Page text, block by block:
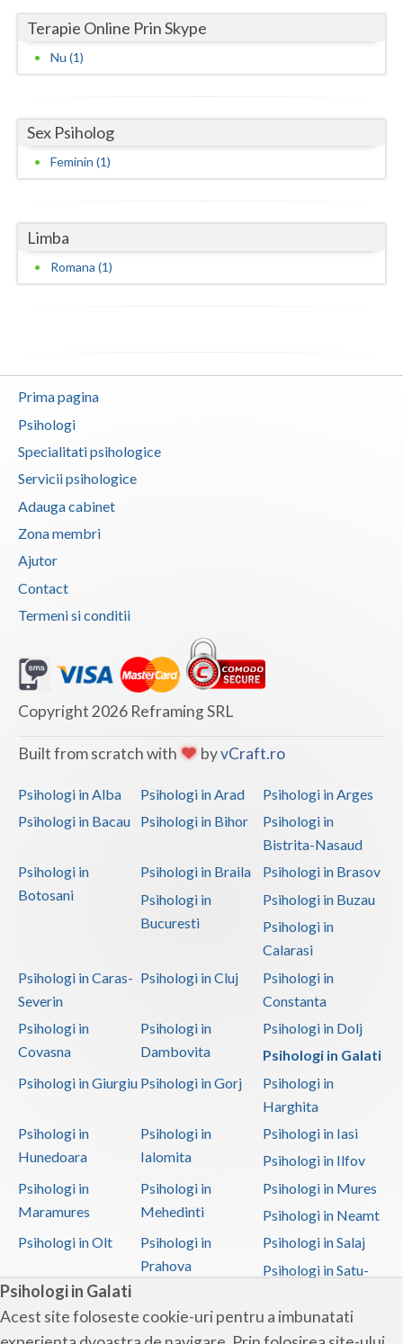
Psihologi in Galati
Acest site foloseste cookie-uri pentru a imbunatati
Ilfov
Maramures
Mures
Neamt
Prahova
Salaj
Teleorman
Timis
Valcea
Vaslui
Vrancea
Terapie Online Prin Skype
Nu (1)
Sex Psiholog
Feminin (1)
Limba
Romana (1)
Prima pagina
Psihologi
Specialitati psihologice
Servicii psihologice
Adauga cabinet
Zona membri
Ajutor
Contact
Termeni si conditii
Copyright 2026 Reframing SRL
Built from scratch with byvCraft.ro
Psihologi in Alba Psihologi in Arad
Psihologi in Arges
Psihologi in Bacau
Psihologi in Bihor
Psihologi in
Bistrita-Nasaud
Psihologi in
Botosani
Psihologi in Braila
Psihologi in Brasov
Psihologi in
Bucuresti
Psihologi in Buzau
Psihologi in
Calarasi
Psihologi in Caras-
Severin
Psihologi in Cluj
Psihologi in
Constanta
Psihologi in
Covasna
Psihologi in
Dambovita
Psihologi in Dolj
Psihologi in Galati
Psihologi in Giurgiu Psihologi in Gorj
Psihologi in
Harghita
Psihologi in
Hunedoara
Psihologi in
Ialomita
Psihologi in Iasi
Psihologi in Ilfov
Psihologi in
Maramures
Psihologi in
Mehedinti
Psihologi in Mures
Psihologi in Neamt
Psihologi in Olt
Psihologi in
Prahova
Psihologi in Salaj
Psihologi in Satu-
Psihologi in Sibiu
Psihologi in
Psihologi in